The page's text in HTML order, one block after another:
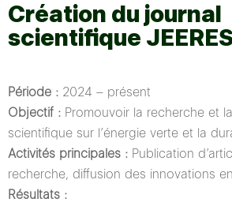
Création du journal
scientifique
Période : 2024 – présent
Objectif : Promouvoir la recherche et
scientifique sur l’énergie verte et la
Activités principales : Publication
recherche, diffusion des innovations
Résultats :